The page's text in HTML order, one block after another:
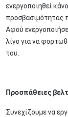
ενεργοποιηθεί
προσβασιμότητας
Αφού
λίγο για να
του.
Προσπάθειες
Συνεχίζουμε να